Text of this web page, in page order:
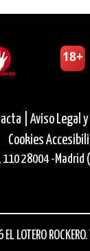
| Aviso Legal
Cookies
110 28004 -
LOTERO